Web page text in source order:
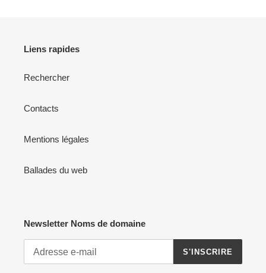
Liens rapides
Rechercher
Contacts
Mentions légales
Ballades du web
Newsletter Noms de domaine
S'INSCRIRE